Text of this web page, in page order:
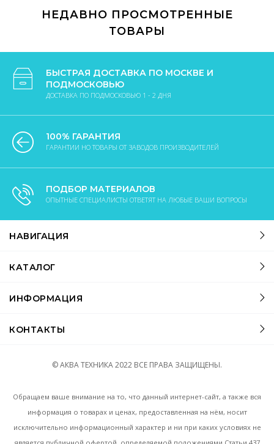
НЕДАВНО ПРОСМОТРЕННЫЕ
ТОВАРЫ
БЫСТРАЯ ДОСТАВКА ПО МОСКВЕ И
ПОДМОСКОВЬЮ
ДОСТАВКА ПО ПОДМОСКОВЬЮ 1 - 2 ДНЯ
100% ГАРАНТИЯ
ГАРАНТИИ НО ТОВАРЫ ОТ ЗАВОДОВ ПРОИЗВОДИТЕЛЕЙ
ПОДБОР МАТЕРИАЛОВ
ОПЫТНЫЕ СПЕЦИАЛИСТЫ ОТВЕТЯТ НА ЛЮБЫЕ ВАШИ ВОПРОСЫ
НАВИГАЦИЯ
КАТАЛОГ
ИНФОРМАЦИЯ
КОНТАКТЫ
© АКВА ТЕХНИКА2022 ВСЕ ПРАВА ЗАЩИЩЕНЫ.
Обращаем ваше внимание на то, что данный интернет-сайт, а также вся
информация о товарах и ценах, предоставленная на нём, носит
исключительно информационный характер и ни при каких условиях не